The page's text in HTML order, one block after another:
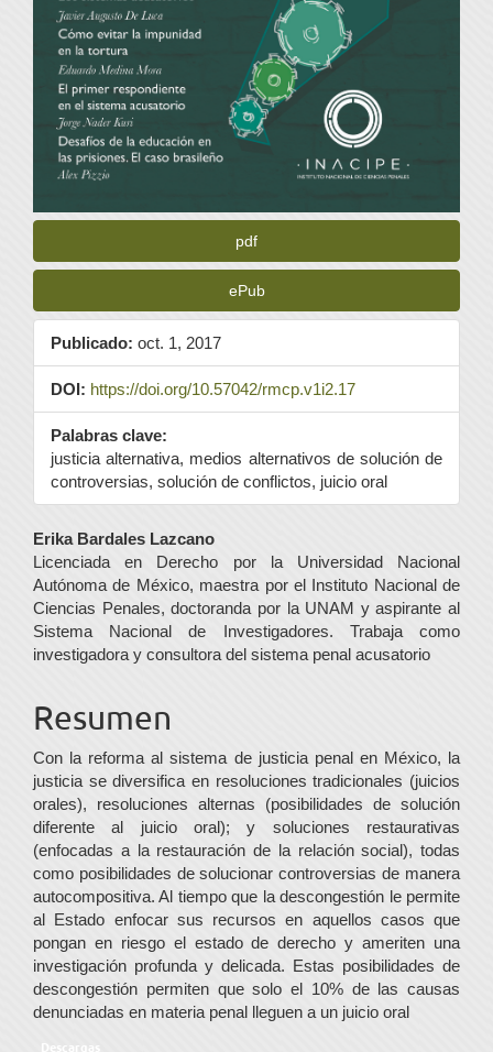
pdf
ePub
Publicado: oct. 1, 2017
DOI: https://doi.org/10.57042/rmcp.v1i2.17
Palabras clave:
justicia alternativa, medios alternativos de solución de
controversias, solución de conflictos, juicio oral
Contenido
principal
del
artículo
Erika Bardales Lazcano
Licenciada en Derecho por la Universidad Nacional
Autónoma de México, maestra por el Instituto Nacional de
Ciencias Penales, doctoranda por la UNAM y aspirante al
Sistema Nacional de Investigadores. Trabaja como
investigadora y consultora del sistema penal acusatorio
Resumen
Con la reforma al sistema de justicia penal en México, la
justicia se diversifica en resoluciones tradicionales (juicios
orales), resoluciones alternas (posibilidades de solución
diferente al juicio oral); y soluciones restaurativas
(enfocadas a la restauración de la relación social), todas
como posibilidades de solucionar controversias de manera
autocompositiva. Al tiempo que la descongestión le permite
al Estado enfocar sus recursos en aquellos casos que
pongan en riesgo el estado de derecho y ameriten una
investigación profunda y delicada. Estas posibilidades de
descongestión permiten que solo el 10% de las causas
denunciadas en materia penal lleguen a un juicio oral
Descargas